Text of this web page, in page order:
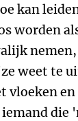
kan
worden
nemen,
weet te
vloeken
iemand die